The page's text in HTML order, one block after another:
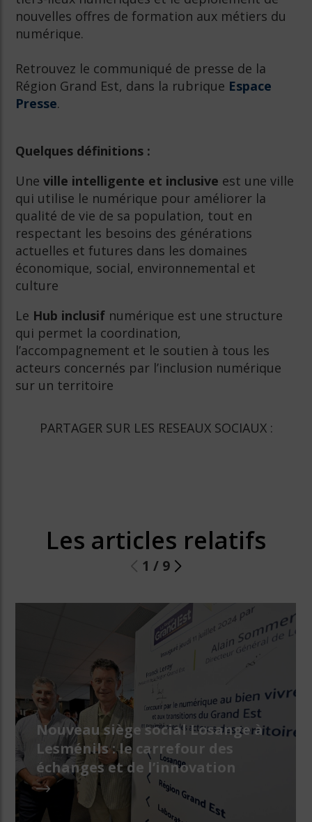
nouvelles offres de formation aux métiers du
numérique.
Retrouvez le communiqué de presse de la
Région Grand Est, dans la rubrique Espace
Presse.
Quelques définitions :
Uneville intelligente et inclusive est une ville
qui utilise le numérique pour améliorer la
qualité de vie de sa population, tout en
respectant les besoins des générations
actuelles et futures dans les domaines
économique, social, environnemental et
culture
Le Hub inclusif numérique est une structure
qui permet la coordination,
l’accompagnement et le soutien à tous les
acteurs concernés par l’inclusion numérique
sur un territoire
PARTAGER SUR LES RESEAUX SOCIAUX :
Les articles relatifs
1 / 9
Nouveau siège social Losange à
Lesménils : le carrefour des
échanges et de l’innovation